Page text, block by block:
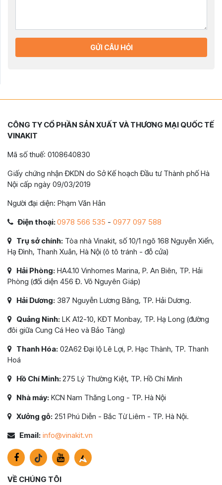
GỬI CÂU HỎI
CÔNG TY CỔ PHẦN SẢN XUẤT VÀ THƯƠNG MẠI QUỐC TẾ
VINAKIT
Mã số thuế: 0108640830
Giấy chứng nhận ĐKDN do Sở Kế hoạch Đầu tư Thành phố Hà
Nội cấp ngày 09/03/2019
Người đại diện: Phạm Văn Hân
Điện thoại:0978 566 535 - 0977 097 588
Trụ sở chính: Tòa nhà Vinakit, số 10/1 ngõ 168 Nguyễn Xiển,
Hạ Đình, Thanh Xuân, Hà Nội (ô tô tránh - đỗ cửa)
Hải Phòng: HA4.10 Vinhomes Marina, P. An Biên, TP. Hải
Phòng (đối diện 456 Đ. Võ Nguyên Giáp)
Hải Dương: 387 Nguyễn Lương Bằng, TP. Hải Dương.
Quảng Ninh: LK A12-10, KĐT Monbay, TP. Hạ Long (đường
đôi giữa Cung Cá Heo và Bảo Tàng)
Thanh Hóa: 02A62 Đại lộ Lê Lợi, P. Hạc Thành, TP. Thanh
Hoá
Hồ Chí Minh:275 Lý Thường Kiệt, TP. Hồ Chí Minh
Nhà máy: KCN Nam Thăng Long - TP. Hà Nội
Xưởng gỗ: 251 Phú Diễn - Bắc Từ Liêm - TP. Hà Nội.
Email: info@vinakit.vn
VỀ CHÚNG TÔI